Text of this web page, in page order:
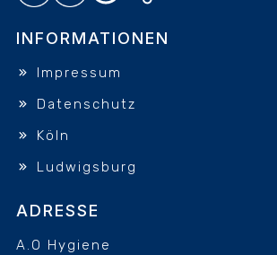
INFORMATIONEN
Impressum
Datenschutz
Köln
Ludwigsburg
ADRESSE
A.O Hygiene